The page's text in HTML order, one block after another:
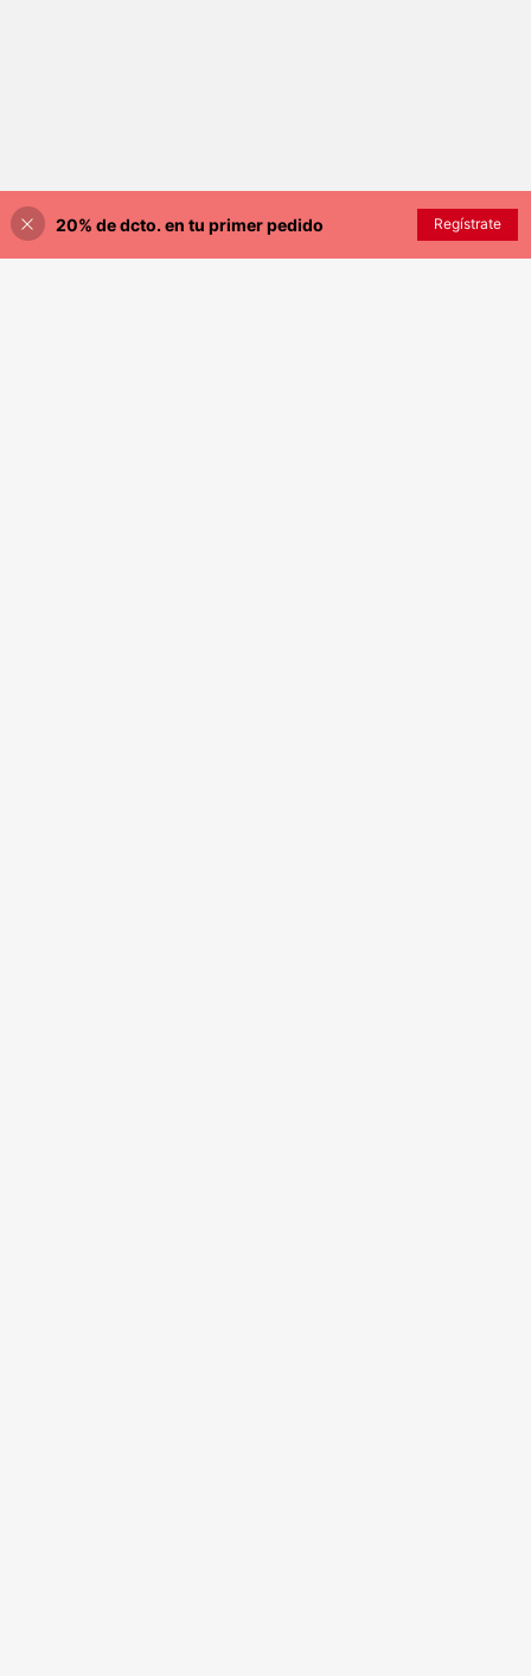
¡30% DE DESCUENTO! AÑADIR A LA BOLSA
20% de dcto. en tu primer pedido Regístrate